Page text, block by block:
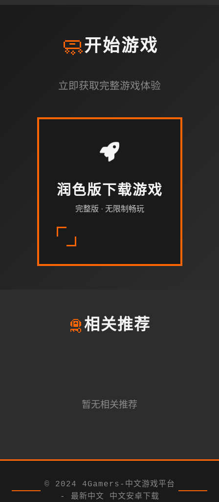
🧼开始游戏
立即获取完整游戏体验
润色版下载游戏
完整版 · 无限制畅玩
🛅相关推荐
暂无相关推荐
© 2024 4Gamers-中文游戏平台
- 最新中文 中文安卓下载